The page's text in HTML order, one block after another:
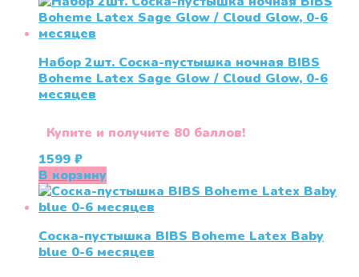
Набор 2шт. Соска-пустышка ночная BIBS
Boheme Latex Sage Glow / Cloud Glow, 0-6
месяцев
Купите и получите 80 баллов!
1599 ₽
В корзину
Соска-пустышка BIBS Boheme Latex Baby
blue 0-6 месяцев